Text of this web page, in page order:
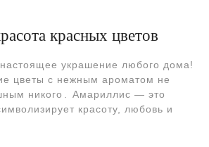
красных цветов
украшение любого дома!
цветы с нежным ароматом не
никого․ Амариллис ― это
красоту, любовь и